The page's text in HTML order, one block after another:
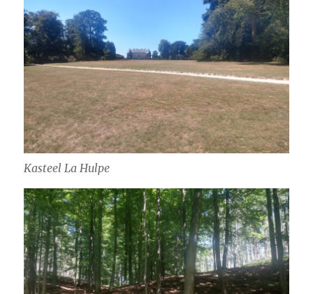
Kasteel La Hulpe